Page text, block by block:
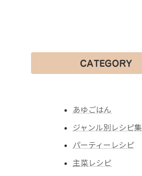
CATEGORY
あゆごはん
ジャンル別レシピ集
パーティーレシピ
主菜レシピ